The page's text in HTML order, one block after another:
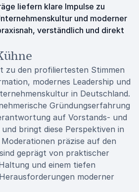
liefern klare Impulse zu
und moderner
verständlich und direkt
zu den profiliertesten Stimmen
modernes Leadership und
in Deutschland.
Gründungserfahrung
auf Vorstands- und
bringt diese Perspektiven in
präzise auf den
geprägt von praktischer
und einem tiefen
moderner